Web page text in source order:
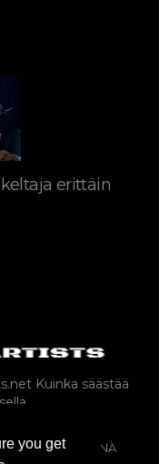
you get
erittäin
Kuinka säästää